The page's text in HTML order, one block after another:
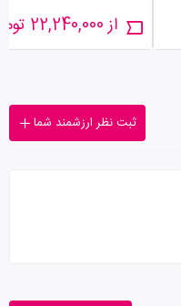
از 22,240,000 تومان
ثبت نظر ارزشمند شما